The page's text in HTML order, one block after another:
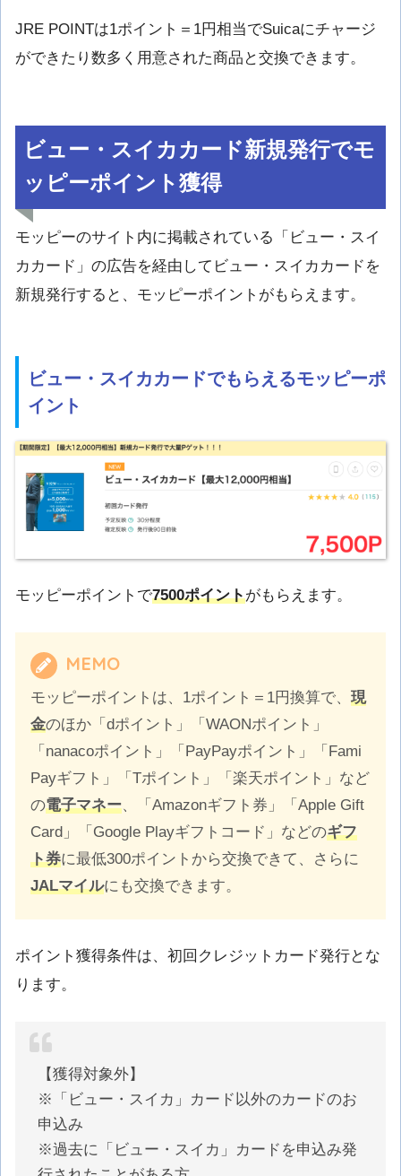
JRE POINTは1ポイント＝1円相当でSuicaにチャージ
ができたり数多く用意された商品と交換できます。
ビュー・スイカカード新規発行でモ
ッピーポイント獲得
モッピーのサイト内に掲載されている「ビュー・スイ
カカード」の広告を経由してビュー・スイカカードを
新規発行すると、モッピーポイントがもらえます。
ビュー・スイカカードでもらえるモッピーポ
イント
モッピーポイントで7500ポイントがもらえます。
MEMO
モッピーポイントは、1ポイント＝1円換算で、 現
金のほか「dポイント」「WAONポイント」
「nanacoポイント」「PayPayポイント」「Fami
Payギフト」「Tポイント」「楽天ポイント」など
の電子マネー、「Amazonギフト券」「Apple Gift
Card」「Google Playギフトコード」などのギフ
ト券に最低300ポイントから交換できて、さらに
JALマイルにも交換できます。
ポイント獲得条件は、初回クレジットカード発行とな
ります。
【獲得対象外】
※「ビュー・スイカ」カード以外のカードのお
申込み
※過去に「ビュー・スイカ」カードを申込み発